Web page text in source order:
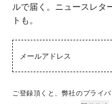
ルで届く。ニュースレタ
トも。
ご登録頂くと、弊社のプライ